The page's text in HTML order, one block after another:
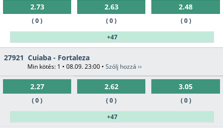
2.73
( 0 )
2.63
( 0 )
2.48
( 0 )
+47
27921 Cuiaba - Fortaleza
Min kötés: 1 • 08.09. 23:00 • Szólj hozzá ››
2.27
( 0 )
2.62
( 0 )
3.05
( 0 )
+47